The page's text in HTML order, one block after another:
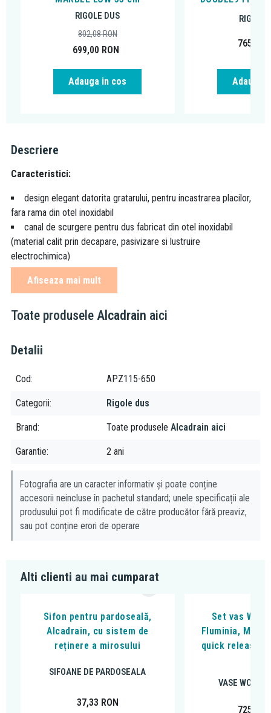
RIGOLE DUS
699,00 RON
802,08RON
Adauga in cos
RIGOLE
765,59
Adauga
Descriere
Caracteristici:
design elegant datorita gratarului, pentru incastrarea placilor,
fara rama din otel inoxidabil
canal de scurgere pentru dus fabricat din otel inoxidabil
(material calit prin decapare, pasivizare si lustruire
electrochimica)
inaltimea de instalare de la 70 mm
inaltime reglabila
banda adeziva pentru hidroizolare de calitate
gulerul si sifonul sunt protejate cu folie, iar fanta canalului e
protejata de o insertie de polistiren
debitul mare este posibil datorita sifonului dublu
material corp canal de scurgere: otel inoxidabil de 2 mm, DIN
material sifon - polipropilena
dimensiuni - 720x205x160 mm
debit de apa admis de gratar 35 l/min
rezistenta sifonului antimiros la presiune 575 Pa
diametru evacuare 40 mm
grosimea minima a betonului 70 mm
pentru evacuarea apei din incinta de dus
pentru instalarea in spatii deschise sau langa peretele zonei de
pentru utilizarea diferitelor tipuri de pardoseli
pentru spatii cu adancime limitata a pardoselii
Afiseaza mai mult
Toate produsele Alcadrain aici
Detalii
Cod APZ115-650
Categorii Rigole dus
Brand Toate produsele Alcadrain aici
Garantie 2 ani
Fotografia are un caracter informativ și poate conține
accesorii neincluse în pachetul standard; unele specificații ale
produsului pot fi modificate de către producător fără preaviz,
sau pot conține erori de operare
Alti clienti au mai cumparat
Sifon pentru pardoseală,
Alcadrain, cu sistem de
reținere a mirosului
SIFOANE DE PARDOSEALA
37,33 RON
Set vas WC
Fluminia,
quick release
VASE WC
725,00